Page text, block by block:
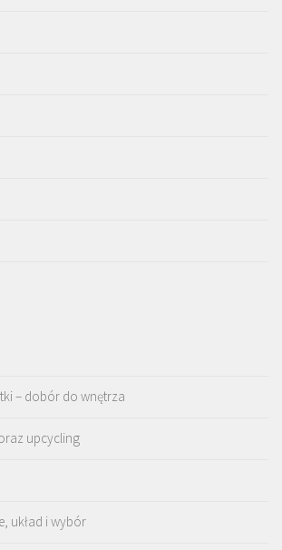
– dobór do wnętrza
upcycling
układ i wybór